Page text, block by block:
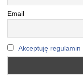
Email
Akceptuję regulamin